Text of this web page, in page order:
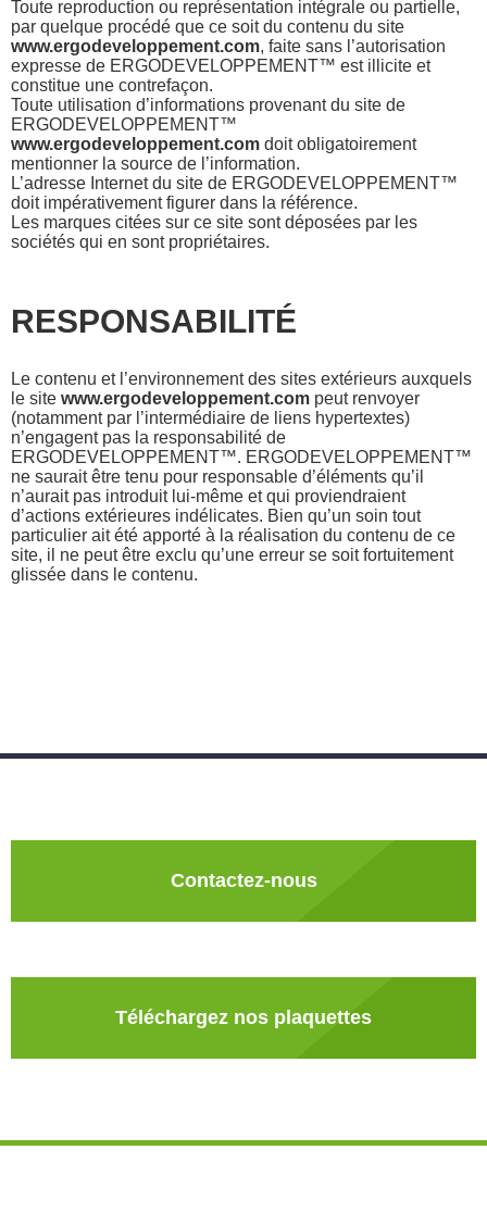
Toute reproduction ou représentation intégrale ou partielle,
par quelque procédé que ce soit du contenu du site
www.ergodeveloppement.com, faite sans l’autorisation
expresse de ERGODEVELOPPEMENT™ est illicite et
constitue une contrefaçon.
Toute utilisation d’informations provenant du site de
ERGODEVELOPPEMENT™
www.ergodeveloppement.com doit obligatoirement
mentionner la source de l’information.
L’adresse Internet du site de ERGODEVELOPPEMENT™
doit impérativement figurer dans la référence.
Les marques citées sur ce site sont déposées par les
sociétés qui en sont propriétaires.
RESPONSABILITÉ
Le contenu et l’environnement des sites extérieurs auxquels
le site www.ergodeveloppement.com peut renvoyer
(notamment par l’intermédiaire de liens hypertextes)
n’engagent pas la responsabilité de
ERGODEVELOPPEMENT™. ERGODEVELOPPEMENT™
ne saurait être tenu pour responsable d’éléments qu’il
n’aurait pas introduit lui-même et qui proviendraient
d’actions extérieures indélicates. Bien qu’un soin tout
particulier ait été apporté à la réalisation du contenu de ce
site, il ne peut être exclu qu’une erreur se soit fortuitement
glissée dans le contenu.
Contactez-nous
Téléchargez nos plaquettes